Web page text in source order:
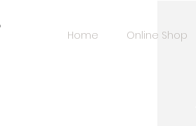
Home Online Shop